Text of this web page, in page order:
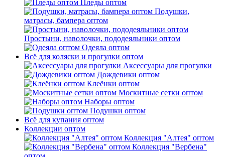
Пледы оптом
Подушки,
матрасы, бампера оптом
Простыни, наволочки, пододеяльники оптом
Одеяла оптом
Всё для коляски и прогулки оптом
Аксессуары для прогулки
Дождевики оптом
Клеёнки оптом
Москитные сетки оптом
Наборы оптом
Подушки оптом
Всё для купания оптом
Коллекции оптом
Коллекция "Алтея" оптом
Коллекция "Вербена"